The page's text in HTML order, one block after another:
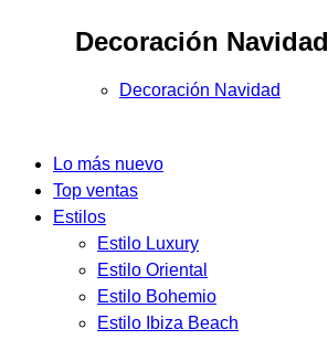
Decoración Navidad
Decoración Navidad
Lo más nuevo
Top ventas
Estilos
Estilo Luxury
Estilo Oriental
Estilo Bohemio
Estilo Ibiza Beach